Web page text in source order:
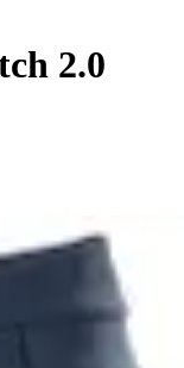
2.0